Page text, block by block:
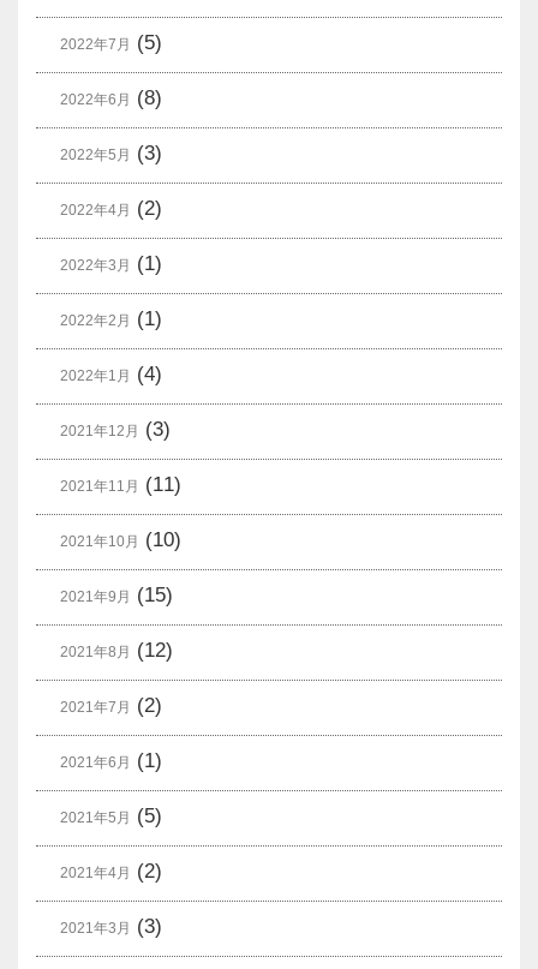
2022年7月 (5)
2022年6月 (8)
2022年5月 (3)
2022年4月 (2)
2022年3月 (1)
2022年2月 (1)
2022年1月 (4)
2021年12月 (3)
2021年11月 (11)
2021年10月 (10)
2021年9月 (15)
2021年8月 (12)
2021年7月 (2)
2021年6月 (1)
2021年5月 (5)
2021年4月 (2)
2021年3月 (3)